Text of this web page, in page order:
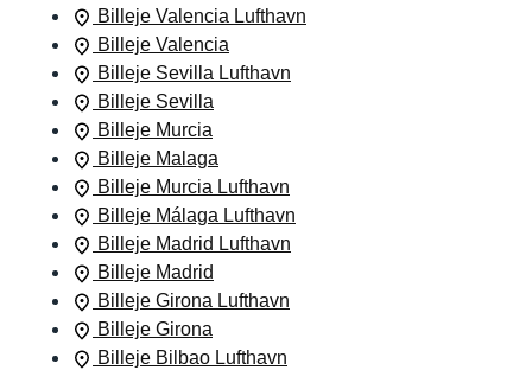
Billeje Valencia Lufthavn
Billeje Valencia
Billeje Sevilla Lufthavn
Billeje Sevilla
Billeje Murcia
Billeje Malaga
Billeje Murcia Lufthavn
Billeje Málaga Lufthavn
Billeje Madrid Lufthavn
Billeje Madrid
Billeje Girona Lufthavn
Billeje Girona
Billeje Bilbao Lufthavn